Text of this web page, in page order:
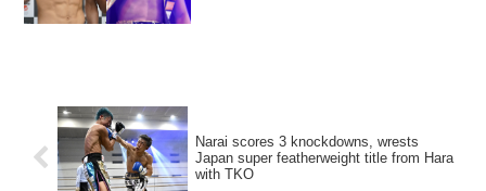
Narai scores 3 knockdowns, wrests
Japan super featherweight title from Hara
with TKO